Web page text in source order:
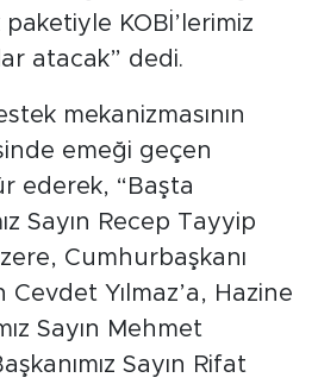
KOBİ’lerimiz
atacak” dedi.
mekanizmasının
emeği geçen
ederek, “Başta
Sayın Recep Tayyip
Cumhurbaşkanı
Cevdet Yılmaz’a, Hazine
Sayın Mehmet
Sayın Rifat